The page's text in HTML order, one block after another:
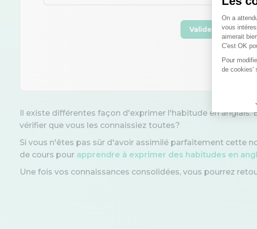
Valider mes
Il existe différentes façon d'exprimer l'habitude en anglais.
vérifier que vous les connaissiez toutes?
Si vous n'êtes pas sûr d'avoir assimilé parfaitement cette
de cours pour apprendre à exprimer des habitudes en
Une fois vos connaissances consolidées, vous pourrez